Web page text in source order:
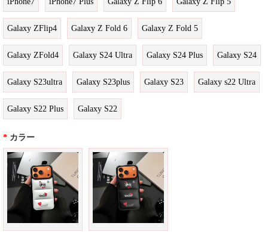
Galaxy ZFlip4 Galaxy Z Fold 6 Galaxy Z Fold 5
Galaxy ZFold4 Galaxy S24 Ultra Galaxy S24 Plus Galaxy S24
Galaxy S23ultra Galaxy S23plus Galaxy S23 Galaxy s22 Ultra
Galaxy S22 Plus Galaxy S22
* カラー